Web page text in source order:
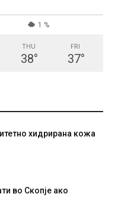
1 %
THU
38°
FRI
37°
хидрирана кожа
во Скопје ако